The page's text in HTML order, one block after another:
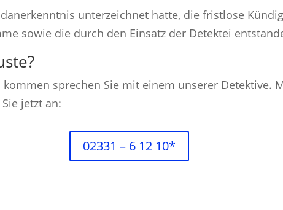
unterzeichnet hatte, die fristlose
sowie die durch den Einsatz der Detektei
sprechen Sie mit einem unserer Detektive.
jetzt an:
02331 – 6 12 10*